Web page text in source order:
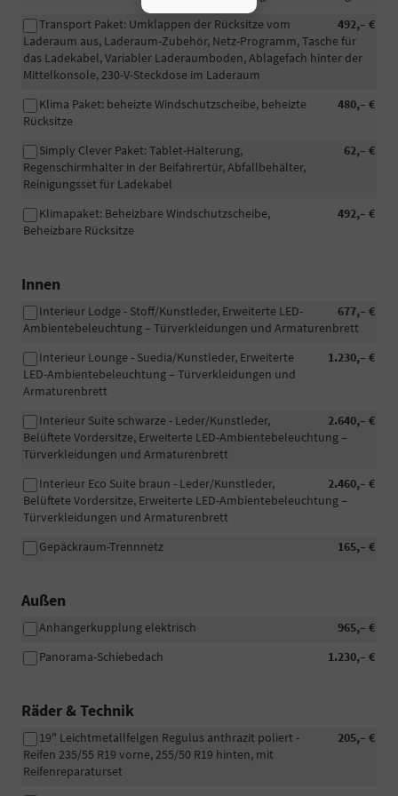
492,– €
Transport Paket: Umklappen der Rücksitze vom
Laderaum aus, Laderaum-Zubehör, Netz-Programm, Tasche für
das Ladekabel, Variabler Laderaumboden, Ablagefach hinter der
Mittelkonsole, 230-V-Steckdose im Laderaum
480,– €
Klima Paket: beheizte Windschutzscheibe, beheizte
Rücksitze
62,– €
Simply Clever Paket: Tablet-Halterung,
Regenschirmhalter in der Beifahrertür, Abfallbehälter,
Reinigungsset für Ladekabel
492,– €
Klimapaket: Beheizbare Windschutzscheibe,
Beheizbare Rücksitze
Innen
677,– €
Interieur Lodge - Stoff/Kunstleder, Erweiterte LED-
Ambientebeleuchtung – Türverkleidungen und Armaturenbrett
1.230,– €
Interieur Lounge - Suedia/Kunstleder, Erweiterte
LED-Ambientebeleuchtung – Türverkleidungen und
Armaturenbrett
2.640,– €
Interieur Suite schwarze - Leder/Kunstleder,
Belüftete Vordersitze, Erweiterte LED-Ambientebeleuchtung –
Türverkleidungen und Armaturenbrett
2.460,– €
Interieur Eco Suite braun - Leder/Kunstleder,
Belüftete Vordersitze, Erweiterte LED-Ambientebeleuchtung –
Türverkleidungen und Armaturenbrett
165,– €
Gepäckraum-Trennnetz
Außen
965,– €
Anhängerkupplung elektrisch
1.230,– €
Panorama-Schiebedach
Räder & Technik
205,– €
19" Leichtmetallfelgen Regulus anthrazit poliert -
Reifen 235/55 R19 vorne, 255/50 R19 hinten, mit
Reifenreparaturset